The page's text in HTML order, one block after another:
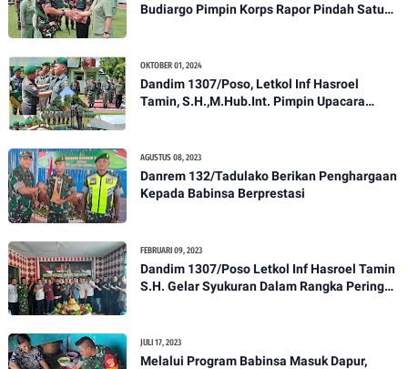
Budiargo Pimpin Korps Rapor Pindah Satuan
OKTOBER 01, 2024
Dandim 1307/Poso, Letkol Inf Hasroel
Tamin, S.H.,M.Hub.Int. Pimpin Upacara
AGUSTUS 08, 2023
Danrem 132/Tadulako Berikan Penghargaan
Kepada Babinsa Berprestasi
FEBRUARI 09, 2023
Dandim 1307/Poso Letkol Inf Hasroel Tamin
S.H. Gelar Syukuran Dalam Rangka Peringati
JULI 17, 2023
Melalui Program Babinsa Masuk Dapur,